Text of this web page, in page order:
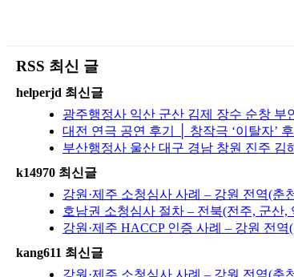
RSS 최신 글
helperjd 최신글
광주행정사 익산 군산 김제 장수 순창 부
대전 연극 공연 후기 │ 창작극 ‘이탈자’
부산행정사 울산 대구 경남 창원 진주
k14970 최신글
강원·제주 소청심사 사례 – 강원 전역(춘
호남권 소청심사 절차 – 전북(전주, 군산
강원·제주 HACCP 인증 사례 – 강원 전
kang611 최신글
강원·제주 소청심사 사례 – 강원 전역(춘